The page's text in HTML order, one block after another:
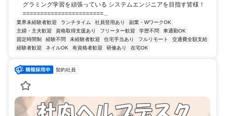
グラミング学習を頑張っている システムエンジニアを目指す皆様！
=======================...
業界未経験者歓迎 ランチタイム 社員登用あり
副業・WワークOK
主婦・主夫歓迎
資格取得支援あり フリーター歓迎 学歴不問
車通勤OK
固定時間制
経験不問 未経験者歓迎 住宅手当あり フルリモート
交通費全額支給
経験者歓迎
ネイルOK 有資格者歓迎 研修あり 在宅OK
契約社員